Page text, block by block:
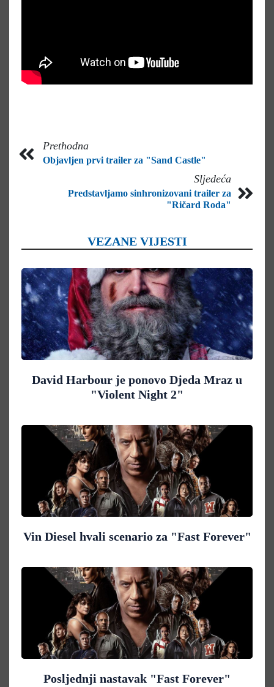
Prethodna
Objavljen prvi trailer za "Sand Castle"
Sljedeća
Predstavljamo sinhronizovani trailer za
"Ričard Roda"
VEZANE VIJESTI
David Harbour je ponovo Djeda Mraz u
"Violent Night 2"
Vin Diesel hvali scenario za "Fast Forever"
Posljednji nastavak "Fast Forever"